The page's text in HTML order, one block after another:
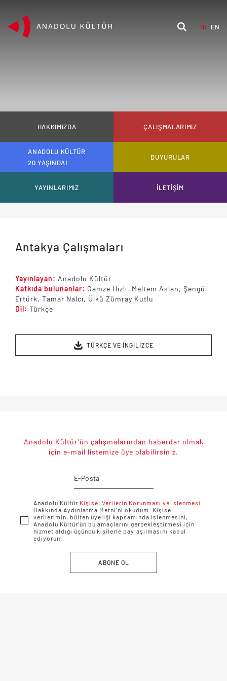
TR EN
HAKKIMIZDA ÇALIŞMALARIMIZ
ANADOLU KÜLTÜR
20 YAŞINDA!
DUYURULAR
YAYINLARIMIZ İLETİŞİM
Antakya Çalışmaları
Yayınlayan: Anadolu Kültür
Katkıda bulunanlar: Gamze Hızlı, Meltem Aslan, Şengül
Ertürk, Tamar Nalcı, Ülkü Zümray Kutlu
Dil: Türkçe
TÜRKÇE VE İNGİLİZCE
Anadolu Kültür’ün çalışmalarından haberdar olmak
için e-mail listemize üye olabilirsiniz.
ABONE OL
Anadolu Kültür Kişisel Verilerin Korunması ve İşlenmesi
Hakkında Aydınlatma Metni'ni okudum. Kişisel
verilerimin, bülten üyeliği kapsamında işlenmesini,
Anadolu Kültür'ün bu amaçlarını gerçekleştirmesi için
hizmet aldığı üçüncü kişilerle paylaşılmasını kabul
ediyorum.